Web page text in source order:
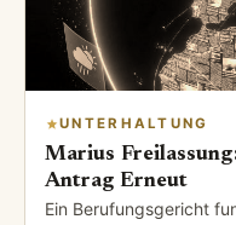
UNTERHALTUNG
Marius
Antrag Erneut
Ein Berufungsgericht